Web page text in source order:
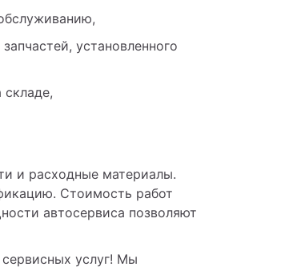
установленного
и расходные материалы.
Стоимость работ
автосервиса позволяют
услуг! Мы